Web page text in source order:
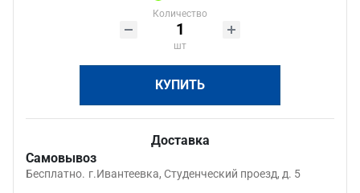
Количество
шт
КУПИТЬ
Доставка
Самовывоз
Бесплатно. г.Ивантеевка, Студенческий проезд, д. 5